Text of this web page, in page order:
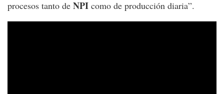
procesos tanto de NPI como de producción diaria”.